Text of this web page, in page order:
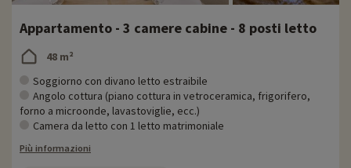
Appartamento - 3 camere cabine - 8 posti letto
48 m²
Soggiorno con divano letto estraibile
Angolo cottura (piano cottura in vetroceramica, frigorifero,
forno a microonde, lavastoviglie, ecc.)
Camera da letto con 1 letto matrimoniale
Più informazioni